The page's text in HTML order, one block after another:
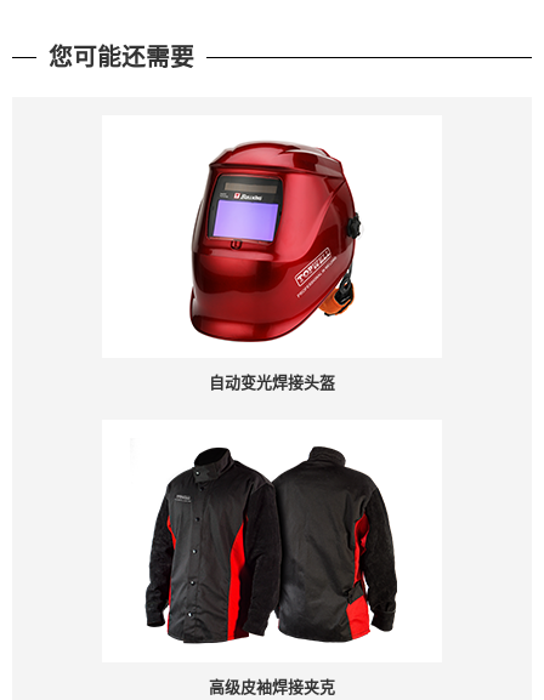
您可能还需要
自动变光焊接头盔
高级皮袖焊接夹克